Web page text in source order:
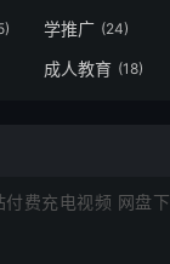
学推广 (24)
成人教育 (18)
费充电视频 网盘下